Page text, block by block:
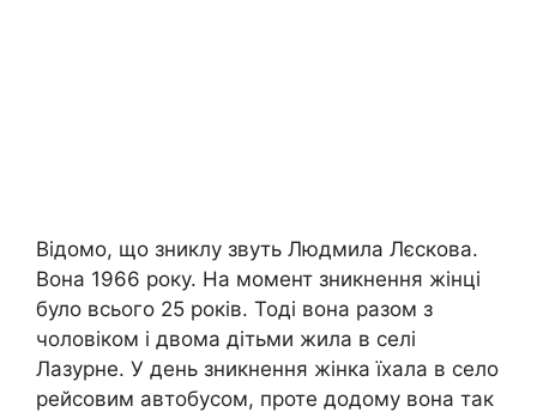
Відомо, що зниклу звуть Людмила Лєскова.
Вона 1966 року. На момент зникнення жінці
було всього 25 років. Тоді вона разом з
чоловіком і двома дітьми жила в селі
Лазурне. У день зникнення жінка їхала в село
рейсовим автобусом, проте додому вона так